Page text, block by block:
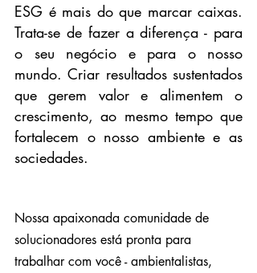
ESG é mais do que marcar caixas.
Trata-se de fazer a diferença - para
o seu negócio e para o nosso
mundo. Criar resultados sustentados
que gerem valor e alimentem o
crescimento, ao mesmo tempo que
fortalecem o nosso ambiente e as
sociedades.
Nossa apaixonada comunidade de
solucionadores está pronta para
trabalhar com você - ambientalistas,